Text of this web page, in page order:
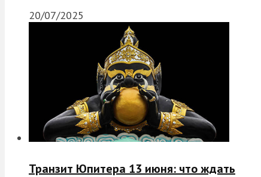
20/07/2025
Транзит Юпитера 13 июня: что ждать